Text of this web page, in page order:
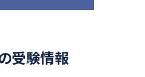
受験情報